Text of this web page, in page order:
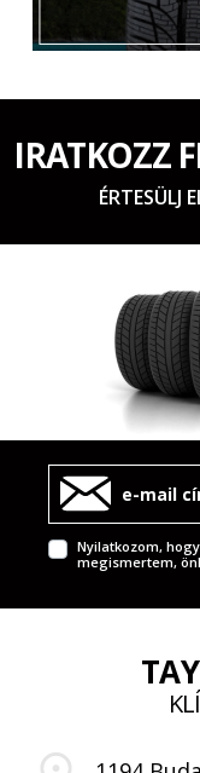
IRATKOZZ
ÉRTESÜLJ
Nyilatkozom,
megismertem,